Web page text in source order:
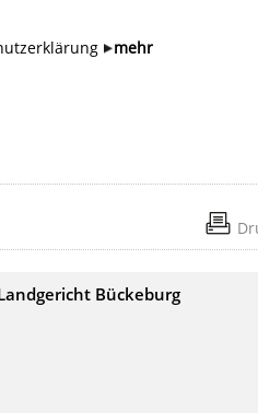
mehr
Bückeburg